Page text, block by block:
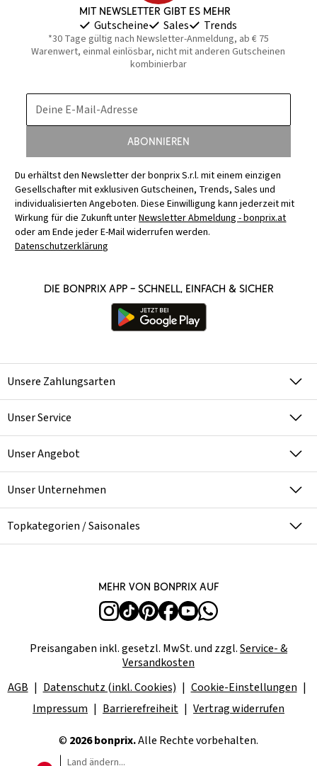
Mit Newsletter gibt es mehr
Gutscheine Sales Trends
*30 Tage gültig nach Newsletter-Anmeldung, ab € 75
Warenwert, einmal einlösbar, nicht mit anderen Gutscheinen
kombinierbar
Deine E-Mail-Adresse
Abonnieren
Du erhältst den Newsletter der bonprix S.r.l. mit einem einzigen
Gesellschafter mit exklusiven Gutscheinen, Trends, Sales und
individualisierten Angeboten. Diese Einwilligung kann jederzeit mit
Wirkung für die Zukunft unterNewsletter Abmeldung - bonprix.at
oder am Ende jeder E-Mail widerrufen werden.
Datenschutzerklärung
Die bonprix App – schnell, einfach & sicher
Unsere Zahlungsarten
Unser Service
Unser Angebot
Unser Unternehmen
Topkategorien / Saisonales
Mehr von bonprix auf
Preisangaben inkl. gesetzl. MwSt. und zzgl.Service- &
Versandkosten
AGB
Datenschutz (inkl. Cookies)
Cookie-Einstellungen
Impressum
Barrierefreiheit Vertrag widerrufen
© 2026 bonprix.Alle Rechte vorbehalten.
Land ändern...